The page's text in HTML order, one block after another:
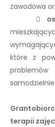
zawodowa

które z
terapii